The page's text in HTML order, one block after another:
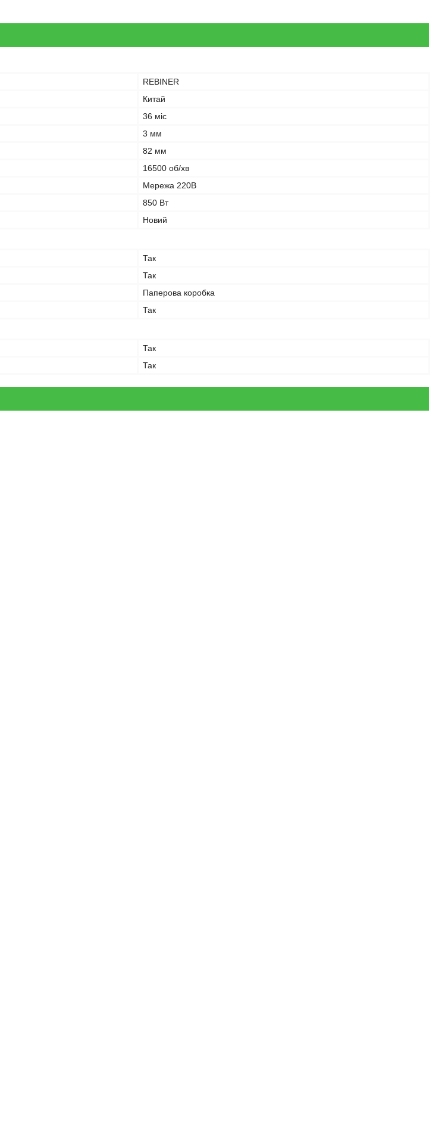
REBINER
Китай
36 міс
3 мм
82 мм
16500 об/хв
Мережа 220В
850 Вт
Новий
Так
Так
Паперова коробка
Так
Так
Так